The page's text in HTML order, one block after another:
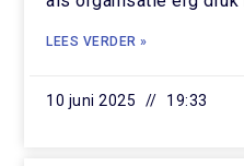
LEES VERDER »
10 juni 2025 19:33